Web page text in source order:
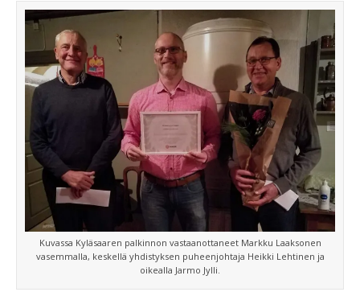
Kuvassa Kyläsaaren palkinnon vastaanottaneet Markku Laaksonen
vasemmalla, keskellä yhdistyksen puheenjohtaja Heikki Lehtinen ja
oikealla Jarmo Jylli.